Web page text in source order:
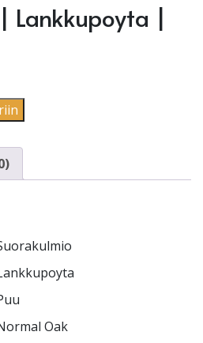
Lankkupoyta |
| Kulmapilari määrä
Oak